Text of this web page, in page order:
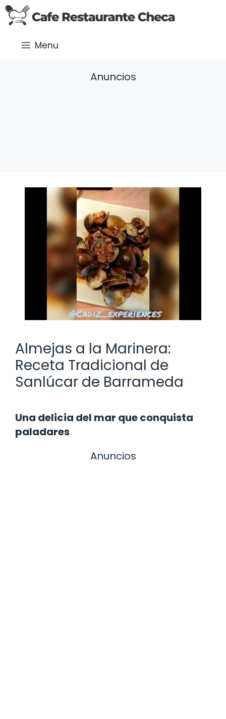
Saltar
al
Menu
Anuncios
Almejas a la Marinera:
Receta Tradicional de
Sanlúcar de Barrameda
Una delicia del mar que conquista
paladares
Anuncios